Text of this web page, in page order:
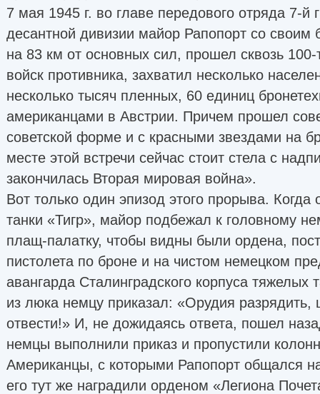
7 мая 1945 г. во главе передового отряда 7-й
десантной дивизии майор Рапопорт со своим
на 83 км от основных сил, прошел сквозь 100-
войск противника, захватил несколько
несколько тысяч пленных, 60 единиц
американцами в Австрии. Причем прошел
советской форме и с красными звездами на
месте этой встречи сейчас стоит стела с
закончилась Вторая мировая война».
Вот только один эпизод этого прорыва. Когда
танки «Тигр», майор подбежал к головному
плащ-палатку, чтобы видны были ордена,
пистолета по броне и на чистом немецком
авангарда Сталинградского корпуса
из люка немцу приказал: «Орудия разрядить,
отвести!» И, не дожидаясь ответа, пошел
немцы выполнили приказ и пропустили
Американцы, с которыми Рапопорт общался
его тут же наградили орденом «Легиона